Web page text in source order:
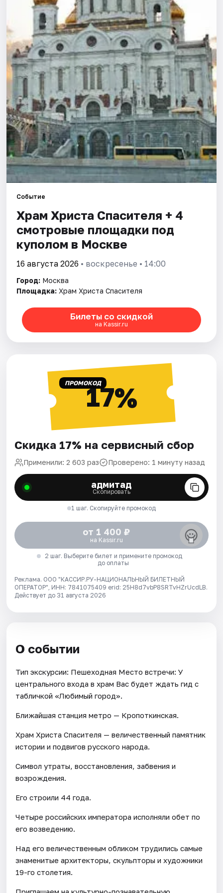
Площадки
Артисты
Рейтинги
Событие
Храм Христа Спасителя + 4
смотровые площадки под
куполом в Москве
16 августа 2026 • воскресенье • 14:00
Город: Москва
Площадка: Храм Христа Спасителя
Билеты со скидкой
на Kassir.ru
ПРОМОКОД17%
Скидка 17% на сервисный сбор
Применили: 2 603 раз Проверено: 1 минуту назад
адмитад
Скопировать
1 шаг. Скопируйте промокод
от 1 400 ₽
на Kassir.ru
2 шаг. Выберите билет и примените промокод
до оплаты
Реклама. ООО "КАССИР.РУ-НАЦИОНАЛЬНЫЙ БИЛЕТНЫЙ
ОПЕРАТОР", ИНН: 7841075409 erid: 25H8d7vbP8SRTvHZrUcdLB.
Действует до 31 августа 2026
О событии
Тип экскурсии: Пешеходная Место встречи: У
центрального входа в храм Вас будет ждать гид с
табличкой «Любимый город».
Ближайшая станция метро — Кропоткинская.
Храм Христа Спасителя — величественный памятник
истории и подвигов русского народа.
Символ утраты, восстановления, забвения и
возрождения.
Его строили 44 года.
Четыре российских императора исполняли обет по
его возведению.
Над его величественным обликом трудились самые
знаменитые архитекторы, скульпторы и художники
19-го столетия.